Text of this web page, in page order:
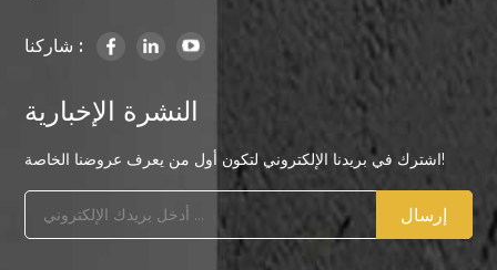
شاركنا :
النشرة الإخبارية
اشترك في بريدنا الإلكتروني لتكون أول من يعرف عروضنا الخاصة!
إرسال